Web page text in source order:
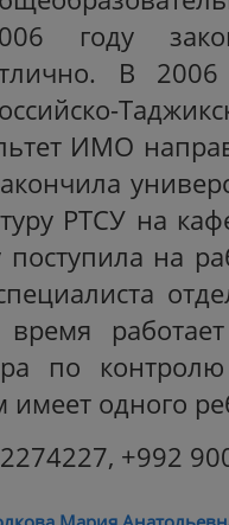
году
В
ИМО
РТСУ на
на
по
одного
+992